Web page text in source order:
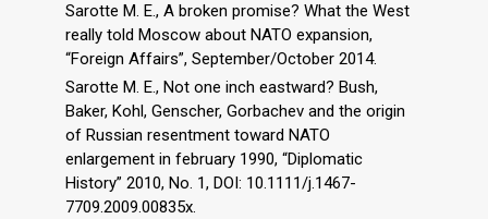
Sarotte M. E., A broken promise? What the West
really told Moscow about NATO expansion,
“Foreign Affairs”, September/October 2014.
Sarotte M. E., Not one inch eastward? Bush,
Baker, Kohl, Genscher, Gorbachev and the origin
of Russian resentment toward NATO
enlargement in february 1990, “Diplomatic
History” 2010, No. 1, DOI: 10.1111/j.1467-
7709.2009.00835x.